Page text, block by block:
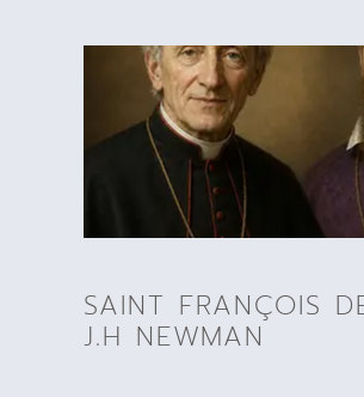
SAINT FRANÇOIS
J.H NEWMAN